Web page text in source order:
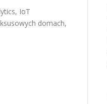
IoT
domach,